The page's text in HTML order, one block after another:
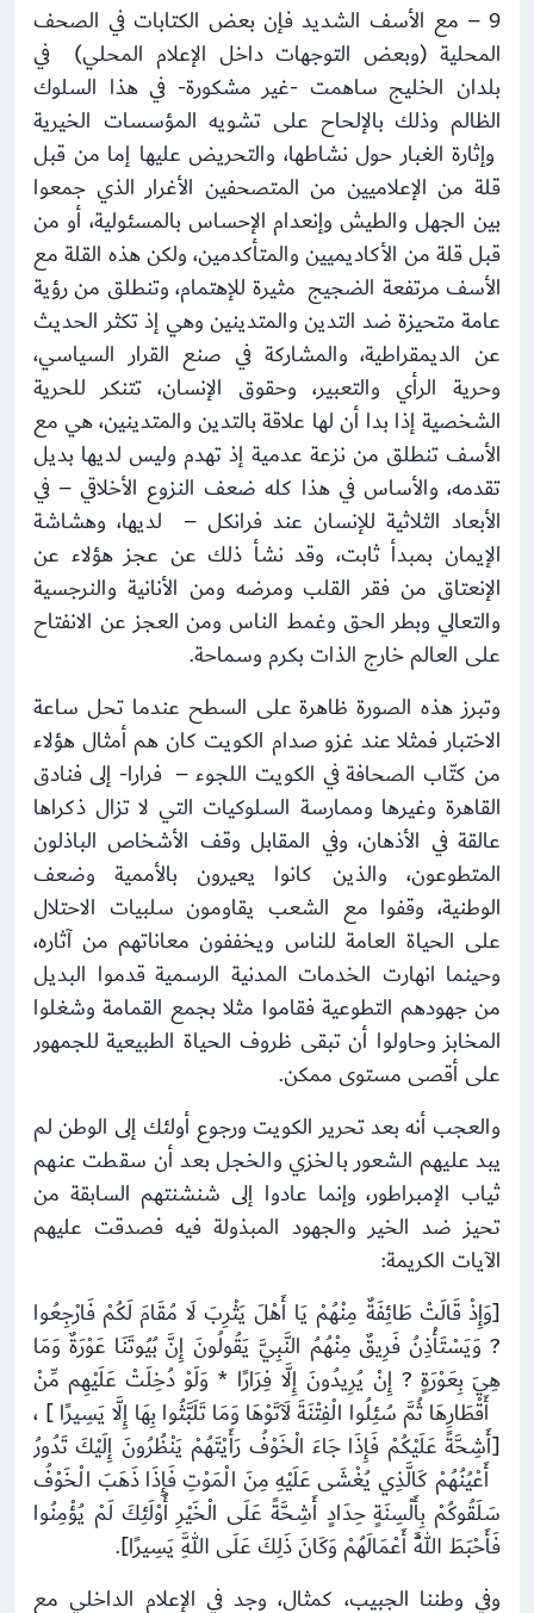
9 – مع الأسف الشديد فإن بعض الكتابات في الصحف
المحلية (وبعض التوجهات داخل الإعلام المحلي) في
بلدان الخليج ساهمت -غير مشكورة- في هذا السلوك
الظالم وذلك بالإلحاح على تشويه المؤسسات الخيرية
وإثارة الغبار حول نشاطها، والتحريض عليها إما من قبل
قلة من الإعلاميين من المتصحفين الأغرار الذي جمعوا
بين الجهل والطيش وإنعدام الإحساس بالمسئولية، أو من
قبل قلة من الأكاديميين والمتأكدمين، ولكن هذه القلة مع
الأسف مرتفعة الضجيج مثيرة للإهتمام، وتنطلق من رؤية
عامة متحيزة ضد التدين والمتدينين وهي إذ تكثر الحديث
عن الديمقراطية، والمشاركة في صنع القرار السياسي،
وحرية الرأي والتعبير، وحقوق الإنسان، تتنكر للحرية
الشخصية إذا بدا أن لها علاقة بالتدين والمتدينين، هي مع
الأسف تنطلق من نزعة عدمية إذ تهدم وليس لديها بديل
تقدمه، والأساس في هذا كله ضعف النزوع الأخلاقي – في
الأبعاد الثلاثية للإنسان عند فرانكل – لديها، وهشاشة
الإيمان بمبدأ ثابت، وقد نشأ ذلك عن عجز هؤلاء عن
الإنعتاق من فقر القلب ومرضه ومن الأنانية والنرجسية
والتعالي وبطر الحق وغمط الناس ومن العجز عن الانفتاح
على العالم خارج الذات بكرم وسماحة.
وتبرز هذه الصورة ظاهرة على السطح عندما تحل ساعة
الاختبار فمثلا عند غزو صدام الكويت كان هم أمثال هؤلاء
من كتّاب الصحافة في الكويت اللجوء – فرارا- إلى فنادق
القاهرة وغيرها وممارسة السلوكيات التي لا تزال ذكراها
عالقة في الأذهان، وفي المقابل وقف الأشخاص الباذلون
المتطوعون، والذين كانوا يعيرون بالأممية وضعف
الوطنية، وقفوا مع الشعب يقاومون سلبيات الاحتلال
على الحياة العامة للناس ويخففون معاناتهم من آثاره،
وحينما انهارت الخدمات المدنية الرسمية قدموا البديل
من جهودهم التطوعية فقاموا مثلا بجمع القمامة وشغلوا
المخابز وحاولوا أن تبقى ظروف الحياة الطبيعية للجمهور
على أقصى مستوى ممكن.
والعجب أنه بعد تحرير الكويت ورجوع أولئك إلى الوطن لم
يبد عليهم الشعور بالخزي والخجل بعد أن سقطت عنهم
ثياب الإمبراطور، وإنما عادوا إلى شنشنتهم السابقة من
تحيز ضد الخير والجهود المبذولة فيه فصدقت عليهم
الآيات الكريمة:
[وَإِذْ قَالَتْ طَائِفَةٌ مِنْهُمْ يَا أَهْلَ يَثْرِبَ لَا مُقَامَ لَكُمْ فَارْجِعُوا
? وَيَسْتَأْذِنُ فَرِيقٌ مِنْهُمُ النَّبِيَّ يَقُولُونَ إِنَّ بُيُوتَنَا عَوْرَةٌ وَمَا
هِيَ بِعَوْرَةٍ ? إِنْ يُرِيدُونَ إِلَّا فِرَارًا * وَلَوْ دُخِلَتْ عَلَيْهِم مِّنْ
أَقْطَارِهَا ثُمَّ سُئِلُوا الْفِتْنَةَ لَآتَوْهَا وَمَا تَلَبَّثُوا بِهَا إِلَّا يَسِيرًا ] ،
[أَشِحَّةً عَلَيْكُمْ فَإِذَا جَاءَ الْخَوْفُ رَأَيْتَهُمْ يَنْظُرُونَ إِلَيْكَ تَدُورُ
أَعْيُنُهُمْ كَالَّذِي يُغْشَى عَلَيْهِ مِنَ الْمَوْتِ فَإِذَا ذَهَبَ الْخَوْفُ
سَلَقُوكُمْ بِأَلْسِنَةٍ حِدَادٍ أَشِحَّةً عَلَى الْخَيْرِ أُوْلَئِكَ لَمْ يُؤْمِنُوا
فَأَحْبَطَ اللَّهُ أَعْمَالَهُمْ وَكَانَ ذَلِكَ عَلَى اللَّهِ يَسِيرًا].
وفي وطننا الجبيب، كمثال، وجد في الإعلام الداخلي مع